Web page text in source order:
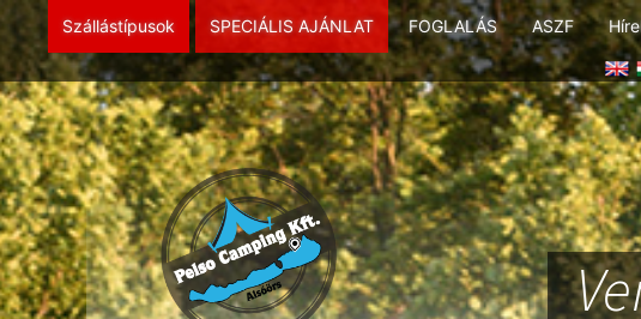
Szállástípusok SPECIÁLIS AJÁNLAT FOGLALÁS ASZF